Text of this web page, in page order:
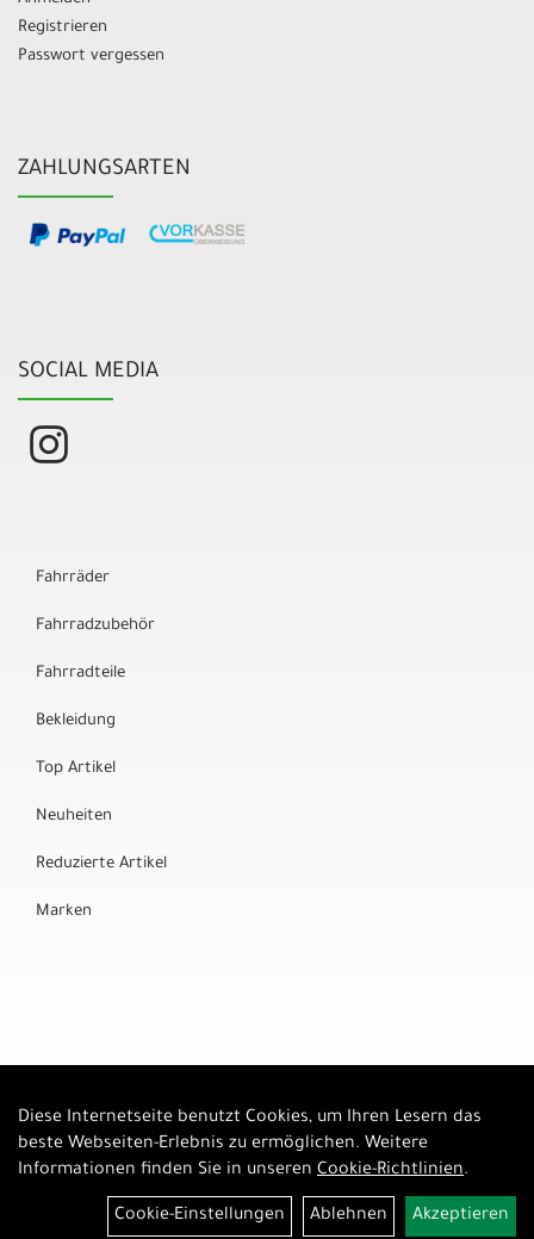
Registrieren
Passwort vergessen
ZAHLUNGSARTEN
SOCIAL MEDIA
Fahrräder
Fahrradzubehör
Fahrradteile
Bekleidung
Top Artikel
Neuheiten
Reduzierte Artikel
Marken
Diese Internetseite benutzt Cookies, um Ihren Lesern das
beste Webseiten-Erlebnis zu ermöglichen. Weitere
Informationen finden Sie in unseren Cookie-Richtlinien.
Cookie-Einstellungen Ablehnen Akzeptieren
Auftrag widerrufen